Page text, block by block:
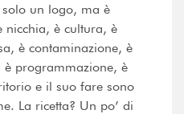
solo un logo, ma è
nicchia, è cultura, è
è contaminazione, è
è programmazione, è
e il suo fare sono
La ricetta? Un po’ di